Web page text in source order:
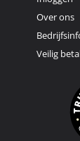
Over ons
Veilig